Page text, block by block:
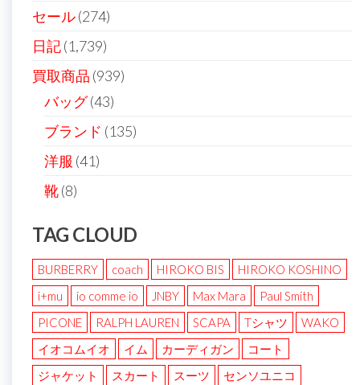
りセール(274)
日記(1,739)
買取商品 (939)
バッグ(43)
ブランド (135)
洋服 (41)
靴(8)
TAG CLOUD
BURBERRY coach HIROKO BIS
HIROKO KOSHINO
i+mu
io comme io JNBY Max Mara
Paul Smith
PICONE
RALPH LAUREN SCAPA Tシャツ
WAKO
イオコムイオ
イム カーディガン
コート
ジャケット
スカート スーツ センソユニコ